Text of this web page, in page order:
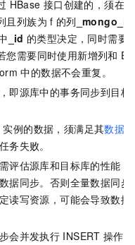
HBase 接口创建的，须在
且列族为 f 的列
_id 的类型决定，同时需要
您需要同时使用新增列和
中的数据不会重复。
即源库中的事务同步到目标
实例的数据，须满足其数据
务失败。
评估源库和目标库的性能，
据同步。否则全量数据同步
读写资源，可能会导致数据
会并发执行 INSERT 操作